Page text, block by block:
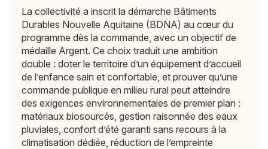
La collectivité a inscrit la démarche Bâtiments
Durables Nouvelle Aquitaine (BDNA) au cœur du
programme dès la commande, avec un objectif de
médaille Argent. Ce choix traduit une ambition
double : doter le territoire d’un équipement d’accueil
de l’enfance sain et confortable, et prouver qu’une
commande publique en milieu rural peut atteindre
des exigences environnementales de premier plan :
matériaux biosourcés, gestion raisonnée des eaux
pluviales, confort d’été garanti sans recours à la
climatisation dédiée, réduction de l’empreinte